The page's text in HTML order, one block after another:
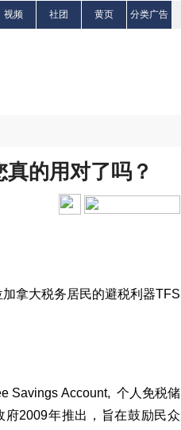
视频 社团 黄页 分类广告
的用对了吗？
拿大税务居民的避税利器TFS
Savings Account, 个人免税储
府2009年推出，旨在鼓励民众